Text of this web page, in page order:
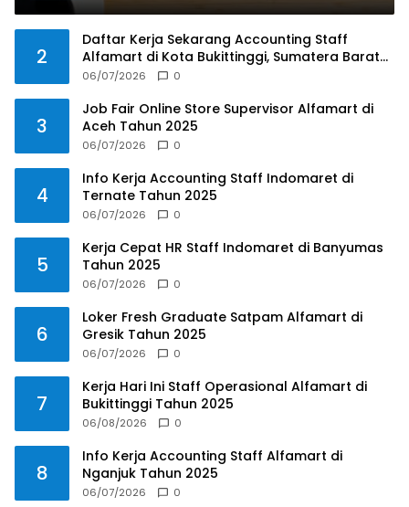
2
Daftar Kerja Sekarang Accounting Staff
Alfamart di Kota Bukittinggi, Sumatera Barat
Tahun 2025
06/07/2026 0
3
Job Fair Online Store Supervisor Alfamart di
Aceh Tahun 2025
06/07/2026 0
4
Info Kerja Accounting Staff Indomaret di
Ternate Tahun 2025
06/07/2026 0
5
Kerja Cepat HR Staff Indomaret di Banyumas
Tahun 2025
06/07/2026 0
6
Loker Fresh Graduate Satpam Alfamart di
Gresik Tahun 2025
06/07/2026 0
7
Kerja Hari Ini Staff Operasional Alfamart di
Bukittinggi Tahun 2025
06/08/2026 0
8
Info Kerja Accounting Staff Alfamart di
Nganjuk Tahun 2025
06/07/2026 0